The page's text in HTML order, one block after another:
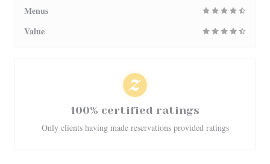
Menus
Value
100% certified ratings
Only clients having made reservations provided ratings